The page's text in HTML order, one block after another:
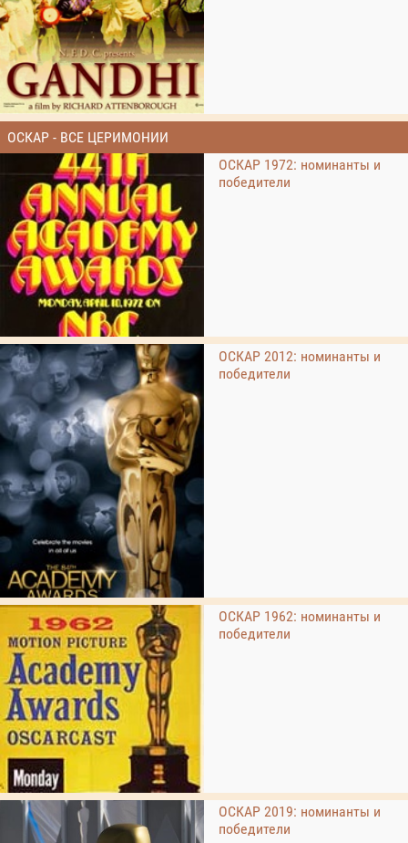
ОСКАР - ВСЕ ЦЕРИМОНИИ
ОСКАР 1972: номинанты и
победители
ОСКАР 2012: номинанты и
победители
ОСКАР 1962: номинанты и
победители
ОСКАР 2019: номинанты и
победители